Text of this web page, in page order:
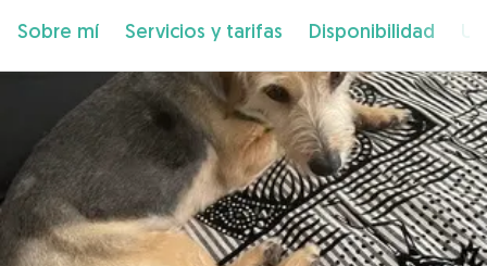
Sobre mí Servicios y tarifas Disponibilidad